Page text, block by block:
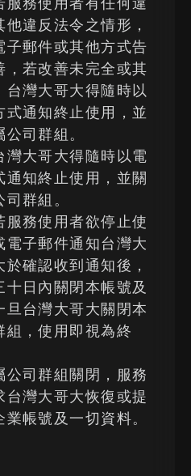
違反法令之情形，
子郵件或其他方式告
，若改善未完全或其
灣大哥大得隨時以
式通知終止使用，並
司群組。
灣大哥大得隨時以電
知終止使用，並關
群組。
務使用者欲停止使
電子郵件通知台灣大
確認收到通知後，
日內關閉本帳號及
旦台灣大哥大關閉本
，使用即視為終
司群組關閉，服務
灣大哥大恢復或提
帳號及一切資料。